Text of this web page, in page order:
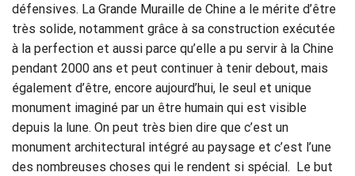
défensives. La Grande Muraille de Chine a le mérite d’être
très solide, notamment grâce à sa construction exécutée
à la perfection et aussi parce qu’elle a pu servir à la Chine
pendant 2000 ans et peut continuer à tenir debout, mais
également d’être, encore aujourd’hui, le seul et unique
monument imaginé par un être humain qui est visible
depuis la lune. On peut très bien dire que c’est un
monument architectural intégré au paysage et c’est l’une
des nombreuses choses qui le rendent si spécial. Le but